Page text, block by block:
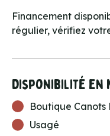
Financement
régulier, vérifiez
Disponibilité en
Boutique Canots
Usagé